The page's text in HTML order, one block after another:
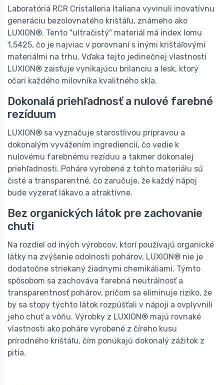
Laboratóriá RCR Cristalleria Italiana vyvinuli inovatívnu
generáciu bezolovnatého krištáľu, známeho ako
LUXION®. Tento "ultračistý" materiál má index lomu
1,5425, čo je najviac v porovnaní s inými krištáľovými
materiálmi na trhu. Vďaka tejto jedinečnej vlastnosti
LUXION® zaisťuje vynikajúcu brilanciu a lesk, ktorý
očarí každého milovníka kvalitného skla.
Dokonalá priehľadnosť a nulové farebné
rezíduum
LUXION® sa vyznačuje starostlivou prípravou a
dokonalým vyvážením ingrediencií, čo vedie k
nulovému farebnému rezíduu a takmer dokonalej
priehľadnosti. Poháre vyrobené z tohto materiálu sú
čisté a transparentné, čo zaručuje, že každý nápoj
bude vyzerať lákavo a atraktívne.
Bez organických látok pre zachovanie
chuti
Na rozdiel od iných výrobcov, ktorí používajú organické
látky na zvýšenie odolnosti pohárov, LUXION® nie je
dodatočne striekaný žiadnymi chemikáliami. Týmto
spôsobom sa zachováva farebná neutrálnosť a
transparentnosť pohárov, pričom sa eliminuje riziko, že
by sa stopy týchto látok rozpúšťali v nápoji a ovplyvnili
jeho chuť a vôňu. Výrobky z LUXION® majú rovnaké
vlastnosti ako poháre vyrobené z číreho kusu
prírodného krištáľu, čím ponúkajú dokonalý zážitok z
pitia.